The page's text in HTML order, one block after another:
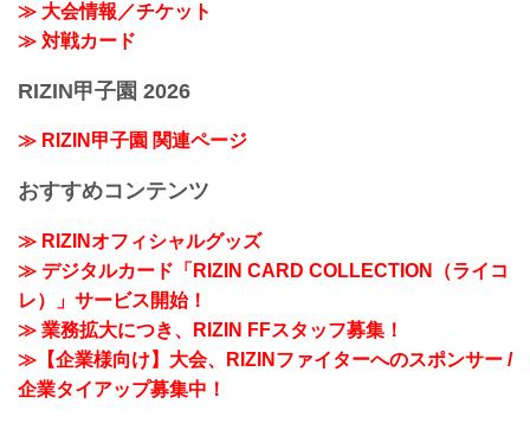
≫ 大会情報／チケット
≫ 対戦カード
RIZIN甲子園 2026
≫ RIZIN甲子園 関連ページ
おすすめコンテンツ
≫ RIZINオフィシャルグッズ
≫ デジタルカード「RIZIN CARD COLLECTION（ライコ
レ）」サービス開始！
≫ 業務拡大につき、RIZIN FFスタッフ募集！
≫【企業様向け】大会、RIZINファイターへのスポンサー /
企業タイアップ募集中！